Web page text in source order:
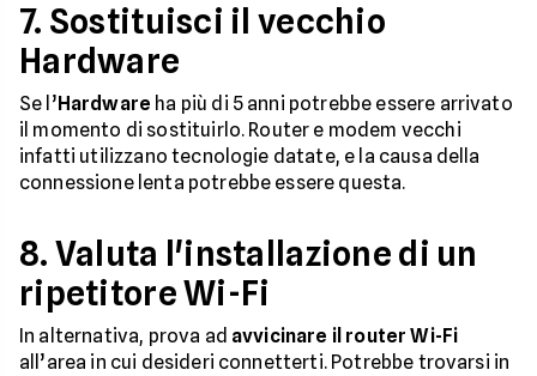
7. Sostituisci il vecchio
Hardware
Se l’ Hardware ha più di 5 anni potrebbe essere arrivato
il momento di sostituirlo. Router e modem vecchi
infatti utilizzano tecnologie datate, e la causa della
connessione lenta potrebbe essere questa.
8. Valuta l'installazione di un
ripetitore Wi-Fi
In alternativa, prova ad avvicinare il router Wi-Fi
all’area in cui desideri connetterti. Potrebbe trovarsi in